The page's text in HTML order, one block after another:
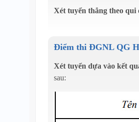
Xét tuyển thẳng theo
Điểm thi ĐGNL QG
Xét tuyển dựa vào kết
sau: